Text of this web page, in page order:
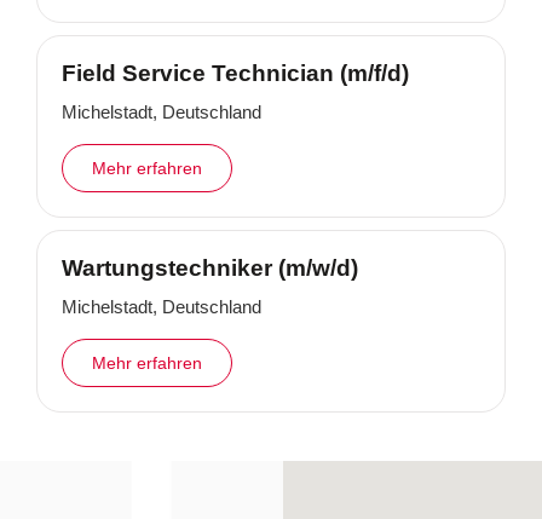
Field Service Technician (m/f/d)
Michelstadt, Deutschland
Mehr erfahren
Wartungstechniker (m/w/d)
Michelstadt, Deutschland
Mehr erfahren